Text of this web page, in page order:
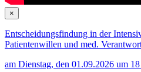
×
Entscheidungsfindung in der
Patientenwillen und med.
am Dienstag, den 01.09.2026 um